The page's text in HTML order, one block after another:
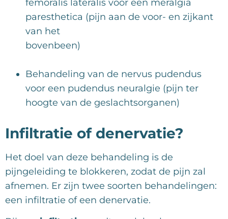
femoralis lateralis voor een meralgia
paresthetica (pijn aan de voor- en zijkant
van het
bovenbeen)
Behandeling van de nervus pudendus
voor een pudendus neuralgie (pijn ter
hoogte van de geslachtsorganen)
Infiltratie of denervatie?
Het doel van deze behandeling is de
pijngeleiding te blokkeren, zodat de pijn zal
afnemen. Er zijn twee soorten behandelingen:
een infiltratie of een denervatie.